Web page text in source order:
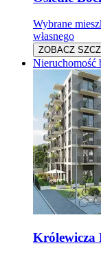
Wybrane
własnego
ZOBACZ
Nieruchomość
Królewicza